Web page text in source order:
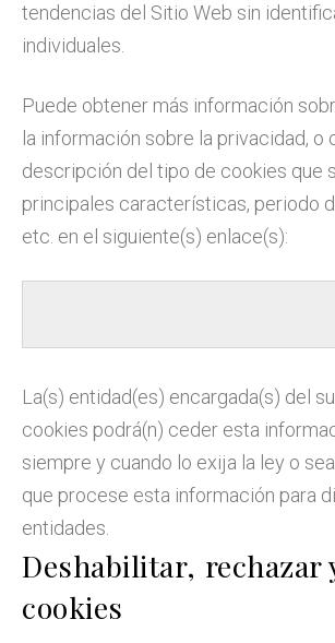
tendencias del Sitio Web sin
individuales.
Puede obtener más información
la información sobre la privacidad, o
descripción del tipo de cookies que
principales características, periodo
etc. en el siguiente(s) enlace(s):
La(s) entidad(es) encargada(s) del
cookies podrá(n) ceder esta
siempre y cuando lo exija la ley o
que procese esta información para
entidades.
Deshabilitar, rechazar
cookies